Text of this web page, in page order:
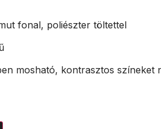
fonal, poliészter töltettel
mosható, kontrasztos színeket